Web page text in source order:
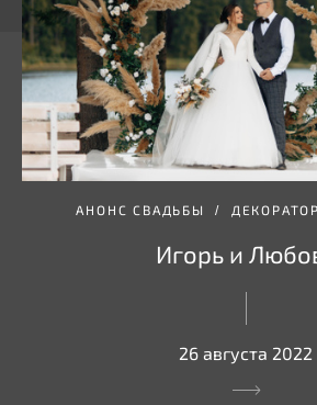
АНОНС СВАДЬБЫ ДЕКОРАТОР
Игорь и
26 августа 2022